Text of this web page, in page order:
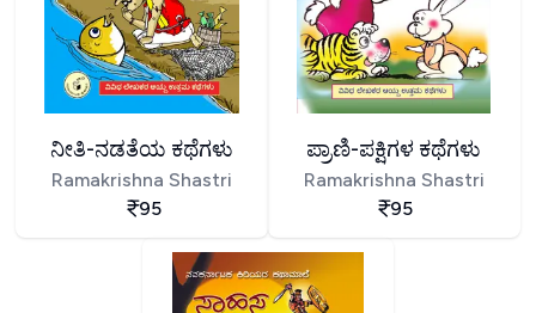
ನೀತಿ-ನಡತೆಯ ಕಥೆಗಳು
Ramakrishna Shastri
95
ಪ್ರಾಣಿ-ಪಕ್ಷಿಗಳ ಕಥೆಗಳು
Ramakrishna Shastri
95